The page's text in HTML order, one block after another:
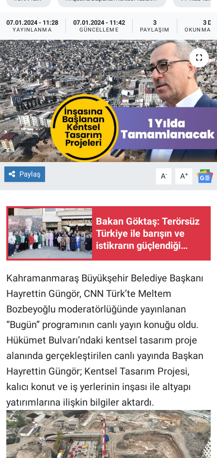
07.01.2024 - 11:28
YAYINLANMA
07.01.2024 - 11:42
GÜNCELLEME
3
PAYLAŞIM
3 DK
OKUNMA
Paylaş A- A+
Bakan Göktaş: Terörsüz
Türkiye ile barışın ve
istikrarın güçlendiği
Kahramanmaraş Büyükşehir Belediye Başkanı
Hayrettin Güngör, CNN Türk’te Meltem
Bozbeyoğlu moderatörlüğünde yayınlanan
“Bugün” programının canlı yayın konuğu oldu.
Hükümet Bulvarı’ndaki kentsel tasarım proje
alanında gerçekleştirilen canlı yayında Başkan
Hayrettin Güngör; Kentsel Tasarım Projesi,
kalıcı konut ve iş yerlerinin inşası ile altyapı
yatırımlarına ilişkin bilgiler aktardı.
MAGAZİN
Bilim, Teknoloji
ASAYİŞ
ÇEVRE
HABERDE İNSAN
EĞİTİM
BİLİM VE TEKNOLOJİ
Bölge